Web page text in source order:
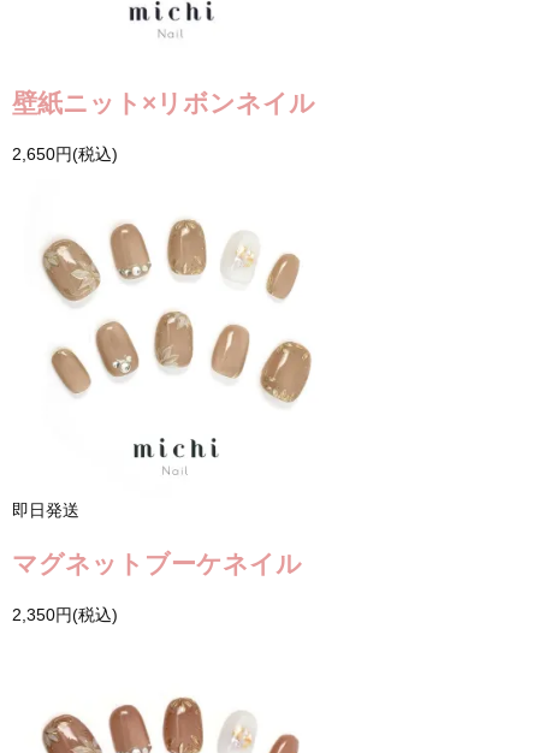
壁紙ニット×リボンネイル
2,650円(税込)
即日発送
マグネットブーケネイル
2,350円(税込)